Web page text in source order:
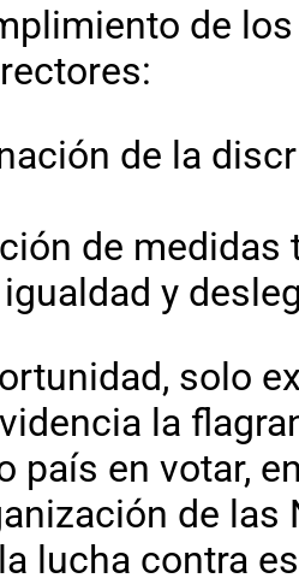
de
de la
de
y
solo
la
país en votar,
de
lucha contra